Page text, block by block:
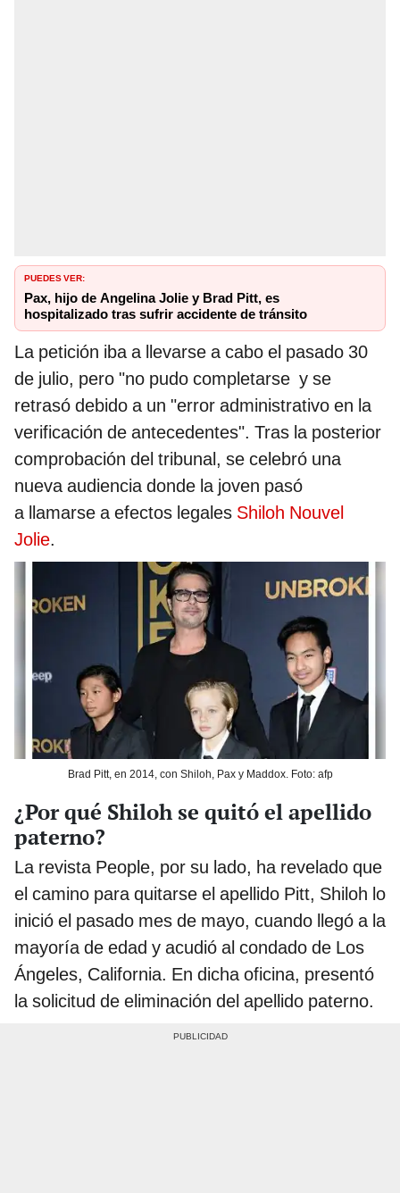
PUEDES VER:
Pax, hijo de Angelina Jolie y Brad Pitt, es
hospitalizado tras sufrir accidente de tránsito
La petición iba a llevarse a cabo el pasado 30
de julio, pero "no pudo completarse y se
retrasó debido a un "error administrativo en la
verificación de antecedentes". Tras la posterior
comprobación del tribunal, se celebró una
nueva audiencia donde la joven pasó
a llamarse a efectos legales Shiloh Nouvel
Jolie.
Brad Pitt, en 2014, con Shiloh, Pax y Maddox. Foto: afp
¿Por qué Shiloh se quitó el apellido
paterno?
La revista People, por su lado, ha revelado que
el camino para quitarse el apellido Pitt, Shiloh lo
inició el pasado mes de mayo, cuando llegó a la
mayoría de edad y acudió al condado de Los
Ángeles, California. En dicha oficina, presentó
la solicitud de eliminación del apellido paterno.